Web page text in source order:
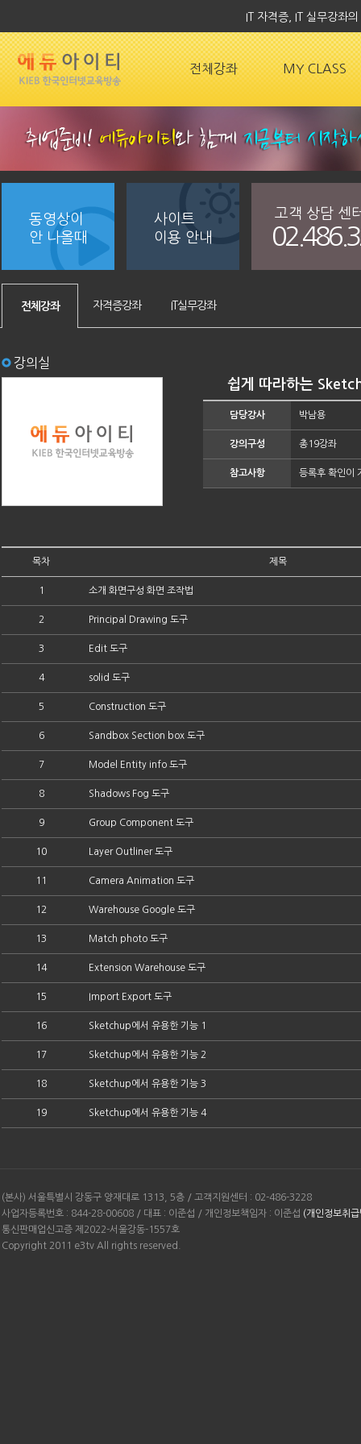
IT 자격증, IT 실무강좌
전체강좌 MY CLASS
동영상이
안 나올때
사이트
이용 안내
고객 상담 센
전체강좌 자격증강좌 IT실무강좌
강의실
쉽게 따라하는
담당강사 박남용
강의구성 총19강좌
참고사항 등록후 확인이
목차 제목
1 소개 화면구성 화면 조작법
2 Principal Drawing 도구
3 Edit 도구
4 solid 도구
5 Construction 도구
6 Sandbox Section box 도구
7 Model Entity info 도구
8 Shadows Fog 도구
9 Group Component 도구
10 Layer Outliner 도구
11 Camera Animation 도구
12 Warehouse Google 도구
13 Match photo 도구
14 Extension Warehouse 도구
15 Import Export 도구
16 Sketchup에서 유용한 기능 1
17 Sketchup에서 유용한 기능 2
18 Sketchup에서 유용한 기능 3
19 Sketchup에서 유용한 기능 4
(본사) 서울특별시 강동구 양재대로 1313, 5층 / 고객지원센터 : 02-486-3228
사업자등록번호 : 844-28-00608 / 대표 : 이준섭 / 개인정보책임자 : 이준섭 (개인정보취
통신판매업신고증 제2022-서울강동-1557호
Copyright 2011 e3tv All rights reserved.